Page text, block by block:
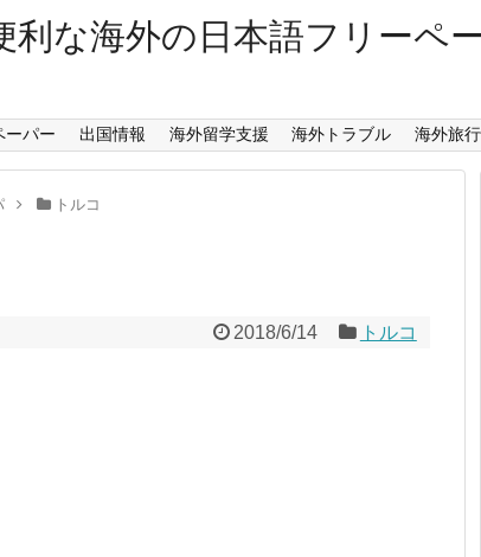
利な海外の日本語フリーペ
ーパー 出国情報 海外留学支援 海外トラブル 海外旅
トルコ
2018/6/14 トルコ